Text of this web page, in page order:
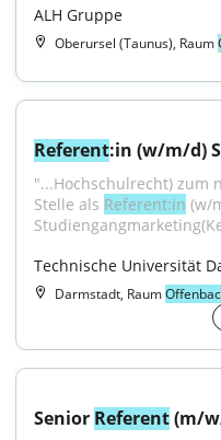
ALH Gruppe
Oberursel (Taunus), Raum
Referent:in (w/m/d)
"...Hochschulrecht) zum
Stelle als Referent:in (w/
Technische Universität
Darmstadt, Raum
Senior Referent (m/